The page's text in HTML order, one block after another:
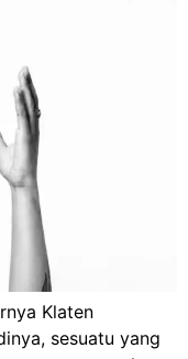
Klaten
sesuatu yang